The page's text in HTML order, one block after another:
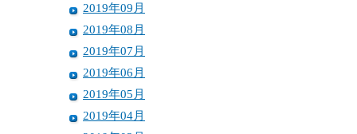
2019年09月
2019年08月
2019年07月
2019年06月
2019年05月
2019年04月